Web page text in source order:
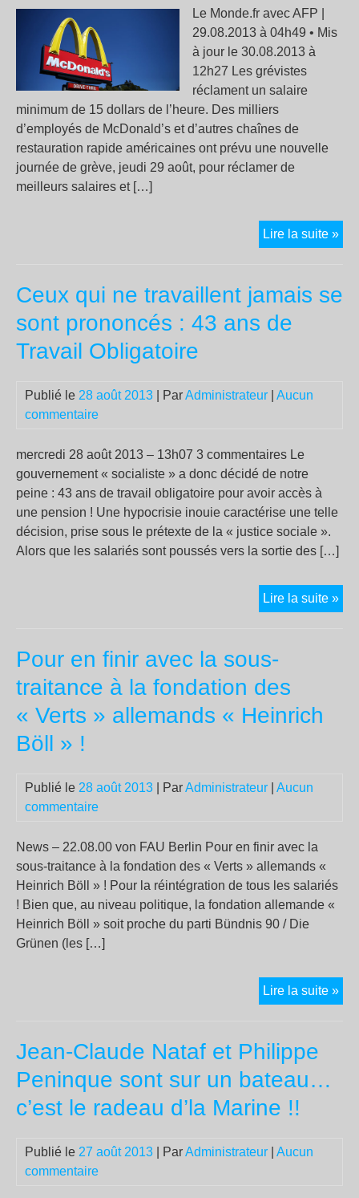
Le Monde.fr avec AFP |
29.08.2013 à 04h49 • Mis
à jour le 30.08.2013 à
12h27 Les grévistes
réclament un salaire
minimum de 15 dollars de l’heure. Des milliers
d’employés de McDonald’s et d’autres chaînes de
restauration rapide américaines ont prévu une nouvelle
journée de grève, jeudi 29 août, pour réclamer de
meilleurs salaires et […]
Lire la suite »
Ceux qui ne travaillent jamais se
sont prononcés : 43 ans de
Travail Obligatoire
Publié le 28 août 2013 | ParAdministrateur
Aucun
commentaire
mercredi 28 août 2013 – 13h07 3 commentaires Le
gouvernement « socialiste » a donc décidé de notre
peine : 43 ans de travail obligatoire pour avoir accès à
une pension ! Une hypocrisie inouie caractérise une telle
décision, prise sous le prétexte de la « justice sociale ».
Alors que les salariés sont poussés vers la sortie des […]
Lire la suite »
qui
Pour en finir avec la sous-
traitance à la fondation des
« Verts » allemands « Heinrich
Böll » !
Publié le 28 août 2013 | ParAdministrateur
Aucun
commentaire
News – 22.08.00 von FAU Berlin Pour en finir avec la
sous-traitance à la fondation des « Verts » allemands «
Heinrich Böll » ! Pour la réintégration de tous les salariés
! Bien que, au niveau politique, la fondation allemande «
Heinrich Böll » soit proche du parti Bündnis 90 / Die
Grünen (les […]
Lire la suite »
en
Jean-Claude Nataf et Philippe
Peninque sont sur un bateau…
c’est le radeau d’la Marine !!
Publié le 27 août 2013 | ParAdministrateur
Aucun
commentaire